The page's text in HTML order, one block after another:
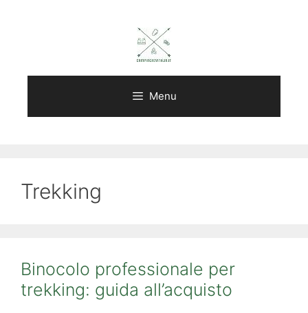
Menu
Trekking
Binocolo professionale per
trekking: guida all’acquisto